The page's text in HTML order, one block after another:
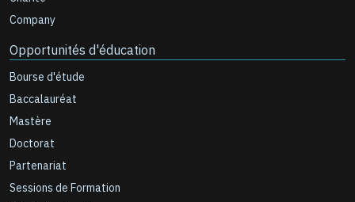
Company
Opportunités d'éducation
Bourse d'étude
Baccalauréat
Mastère
Doctorat
Partenariat
Sessions de Formation